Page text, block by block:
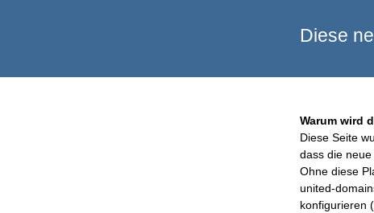
Diese
Warum wird
Diese Seite
dass die neue
Ohne diese
united-
konfigurieren